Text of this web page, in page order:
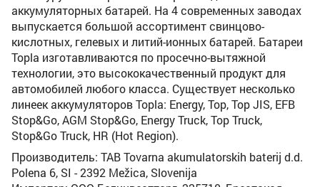
аккумуляторных батарей. На 4 современных заводах
выпускается большой ассортимент свинцово-
кислотных, гелевых и литий-ионных батарей. Батареи
Topla изготавливаются по просечно-вытяжной
технологии, это высококачественный продукт для
автомобилей любого класса. Существует несколько
линеек аккумуляторов Topla: Energy, Top, Top JIS, EFB
Stop&Go, AGM Stop&Go, Energy Truck, Top Truck,
Stop&Go Truck, HR (Hot Region).
Производитель: TAB Tovarna akumulatorskih baterij d.d.
Polena 6, SI - 2392 Mežica, Slovenija